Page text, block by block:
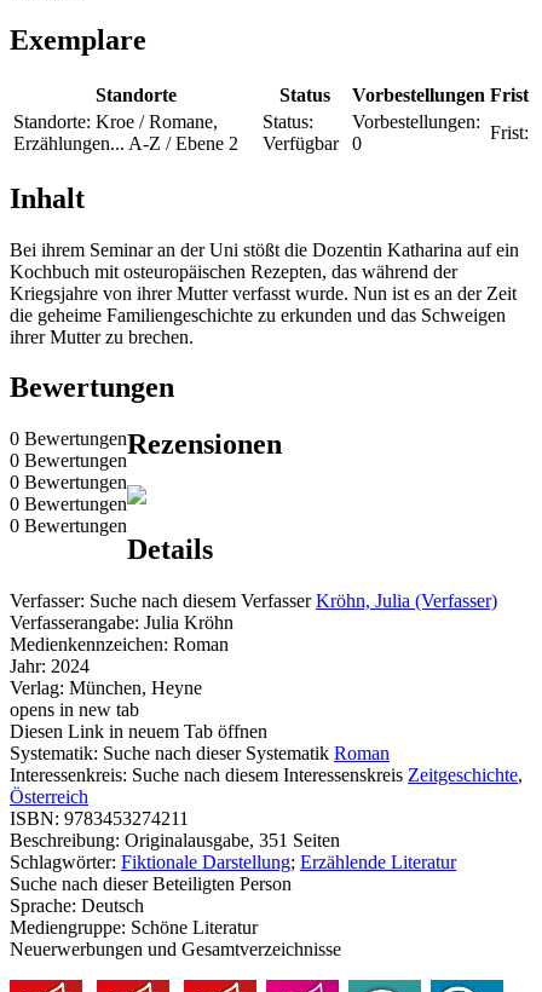
Exemplare
Standorte Status Vorbestellungen Frist
Standorte: Kroe / Romane,
Erzählungen... A-Z / Ebene 2
Status:
Verfügbar
Vorbestellungen:
0
Frist:
Inhalt
Bei ihrem Seminar an der Uni stößt die Dozentin Katharina auf ein
Kochbuch mit osteuropäischen Rezepten, das während der
Kriegsjahre von ihrer Mutter verfasst wurde. Nun ist es an der Zeit
die geheime Familiengeschichte zu erkunden und das Schweigen
ihrer Mutter zu brechen.
Bewertungen
0 Bewertungen
0 Bewertungen
0 Bewertungen
0 Bewertungen
0 Bewertungen
Rezensionen
Details
Verfasser: Suche nach diesem Verfasser Kröhn, Julia (Verfasser)
Verfasserangabe: Julia Kröhn
Medienkennzeichen: Roman
Jahr: 2024
Verlag: München, Heyne
opens in new tab
Diesen Link in neuem Tab öffnen
Systematik: Suche nach dieser Systematik Roman
Interessenkreis: Suche nach diesem Interessenskreis Zeitgeschichte,
Österreich
ISBN: 9783453274211
Beschreibung: Originalausgabe, 351 Seiten
Schlagwörter: Fiktionale Darstellung; Erzählende Literatur
Suche nach dieser Beteiligten Person
Sprache: Deutsch
Mediengruppe: Schöne Literatur
Neuerwerbungen und Gesamtverzeichnisse